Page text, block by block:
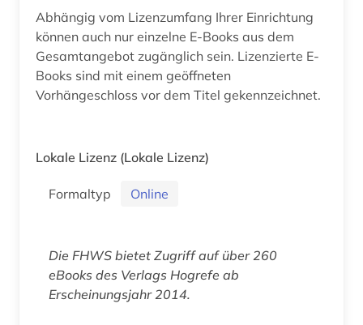
Abhängig vom Lizenzumfang Ihrer Einrichtung
können auch nur einzelne E-Books aus dem
Gesamtangebot zugänglich sein. Lizenzierte E-
Books sind mit einem geöffneten
Vorhängeschloss vor dem Titel gekennzeichnet.
Lokale Lizenz (Lokale Lizenz)
Formaltyp Online
Die FHWS bietet Zugriff auf über 260
eBooks des Verlags Hogrefe ab
Erscheinungsjahr 2014.